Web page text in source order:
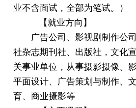
业不含面试，全部为笔试。）
【就业方向】
广告公司、影视剧制作公
社杂志期刊社、出版社，文化
关事业单位，从事摄影摄像、
平面设计、广告策划与制作、
育、商业摄影等